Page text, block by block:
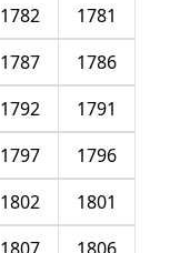
1781
1782
1786
1787
1791
1792
1796
1797
1801
1802